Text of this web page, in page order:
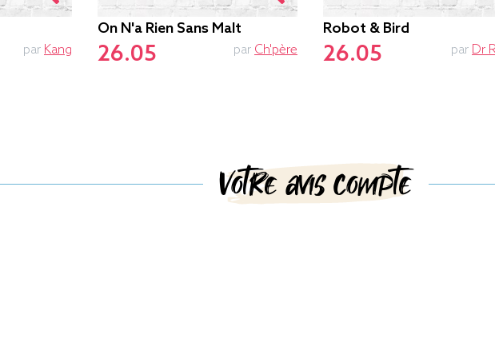
par Kang
On N'a Rien Sans Malt
26.05 par Ch'père
Robot & Bird
26.05 par Dr
Votre avis compte